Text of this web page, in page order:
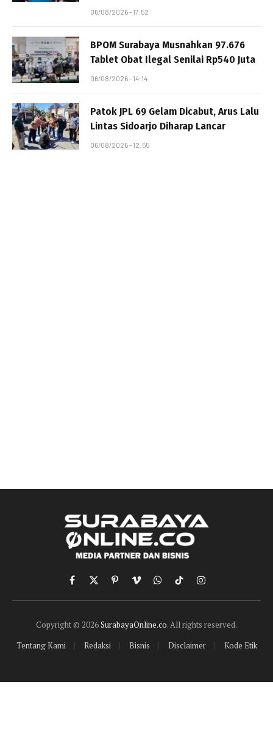
06/08/2026 - 17:52
BPOM Surabaya Musnahkan 97.676
Tablet Obat Ilegal Senilai Rp540 Juta
06/08/2026 - 14:14
Patok JPL 69 Gelam Dicabut, Arus Lalu
Lintas Sidoarjo Diharap Lancar
06/08/2026 - 12:55
Facebook
X
(Twitter)
PinterestVimeoWhatsApp
TikTokInstagram
Copyright © 2026SurabayaOnline.co. All rights reserved.
Tentang Kami
Redaksi Bisnis Disclaimer Kode Etik